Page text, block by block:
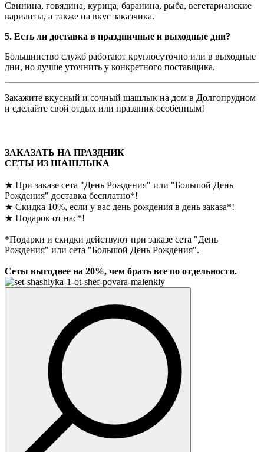
Свинина, говядина, курица, баранина, рыба, вегетарианские
варианты, а также на вкус заказчика.
5. Есть ли доставка в праздничные и выходные дни?
Большинство служб работают круглосуточно или в выходные
дни, но лучше уточнить у конкретного поставщика.
Закажите вкусный и сочный шашлык на дом в Долгопрудном
и сделайте свой отдых или праздник особенным!
ЗАКАЗАТЬ НА ПРАЗДНИК
СЕТЫ ИЗ ШАШЛЫКА
★ При заказе сета "День Рождения" или "Большой День
Рождения" доставка бесплатно*!
★ Скидка 10%, если у вас день рождения в день заказа*!
★ Подарок от нас*!
*Подарки и скидки действуют при заказе сета "День
Рождения" или сета "Большой День Рождения".
Сеты выгоднее на 20%, чем брать все по отдельности.